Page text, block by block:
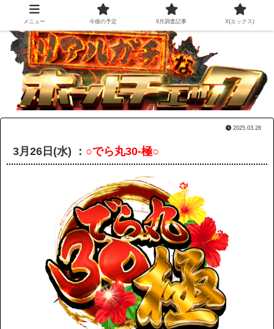
2025.03.28
3月26日(水) ： ○でら丸30-極○
メニュー 今後の予定 9月調査記事 X(エックス)